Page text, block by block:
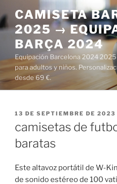
al
contenido
CAMISETA
2025 →
BARÇA 2024
Equipación Barcelona 2024
para adultos y niños.
desde 69 €.
PUBLICADO
13 DE SEPTIEMBRE DE 2023
camisetas de
baratas
Este altavoz portátil de W-
de sonido estéreo de 100